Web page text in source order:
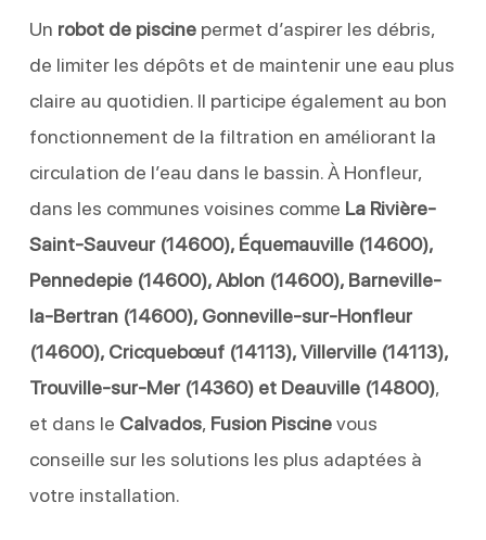
Un robot de piscinepermet d’aspirer les débris,
de limiter les dépôts et de maintenir une eau plus
claire au quotidien. Il participe également au bon
fonctionnement de la filtration en améliorant la
circulation de l’eau dans le bassin. À Honfleur,
dans les communes voisines comme La Rivière-
Saint-Sauveur (14600), Équemauville (14600),
Pennedepie (14600), Ablon (14600), Barneville-
la-Bertran (14600), Gonneville-sur-Honfleur
(14600), Cricquebœuf (14113), Villerville (14113),
Trouville-sur-Mer (14360) et Deauville (14800),
et dans le Calvados, Fusion Piscinevous
conseille sur les solutions les plus adaptées à
votre installation.